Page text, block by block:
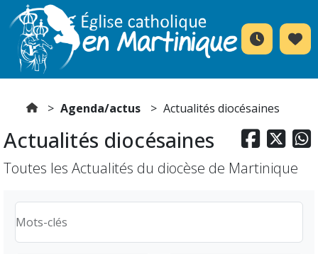
Agenda/actus Actualités diocésaines
  
Actualités diocésaines
Toutes les Actualités du diocèse de Martinique
Mots-clés